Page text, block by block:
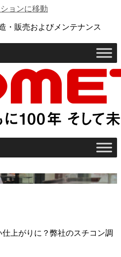
ョンに移動
・販売およびメンテナンス
上がりに？弊社のスチコン調